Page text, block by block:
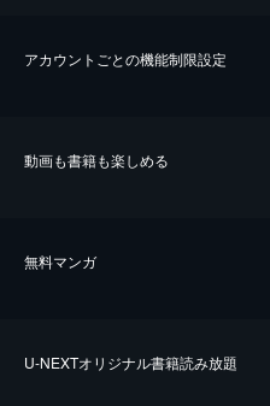
アカウントごとの機能制限設定
動画も書籍も楽しめる
無料マンガ
U-NEXTオリジナル書籍読み放題